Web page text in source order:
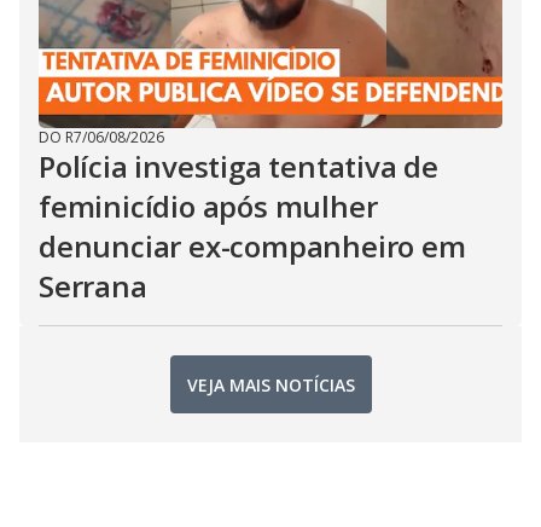
DO R7/06/08/2026
Polícia investiga tentativa de
feminicídio após mulher
denunciar ex-companheiro em
Serrana
VEJA MAIS NOTÍCIAS